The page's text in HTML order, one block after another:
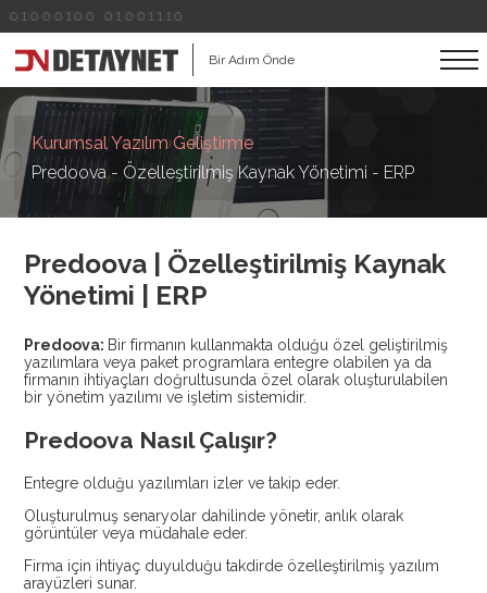
01000100 01001110
Bir Adım Önde
Kurumsal Yazılım Geliştirme
Predoova - Özelleştirilmiş Kaynak Yönetimi - ERP
Predoova | Özelleştirilmiş Kaynak
Yönetimi | ERP
Predoova: Bir firmanın kullanmakta olduğu özel geliştirilmiş
yazılımlara veya paket programlara entegre olabilen ya da
firmanın ihtiyaçları doğrultusunda özel olarak oluşturulabilen
bir yönetim yazılımı ve işletim sistemidir.
Predoova Nasıl Çalışır?
Entegre olduğu yazılımları izler ve takip eder.
Oluşturulmuş senaryolar dahilinde yönetir, anlık olarak
görüntüler veya müdahale eder.
Firma için ihtiyaç duyulduğu takdirde özelleştirilmiş yazılım
arayüzleri sunar.